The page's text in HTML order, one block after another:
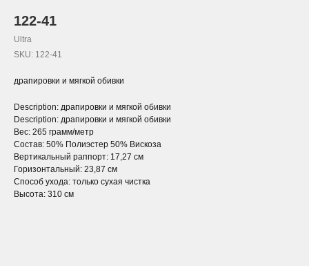
122-41
Ultra
SKU: 122-41
драпировки и мягкой обивки
Description: драпировки и мягкой обивки
Description: драпировки и мягкой обивки
Вес: 265 грамм/метр
Состав: 50% Полиэстер 50% Вискоза
Вертикальный раппорт: 17,27 см
Горизонтальный: 23,87 см
Способ ухода: только сухая чистка
Высота: 310 см